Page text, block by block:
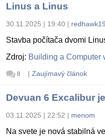
Linus a Linus
30.11.2025 | 19:40 |
Stavba počítača dvomi
Zdroj: Building a Computer
8 | Zaujímavý článok
Devuan 6 Excalibur
03.11.2025 | 22:52 | menom
Na svete je nová stabilná